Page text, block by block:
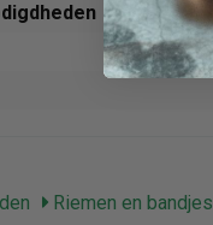
Riemen en bandjes